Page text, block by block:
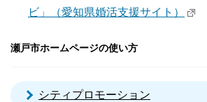
ビ」（愛知県婚活支援サイト）
瀬戸市ホームページの使い方
シティプロモーション